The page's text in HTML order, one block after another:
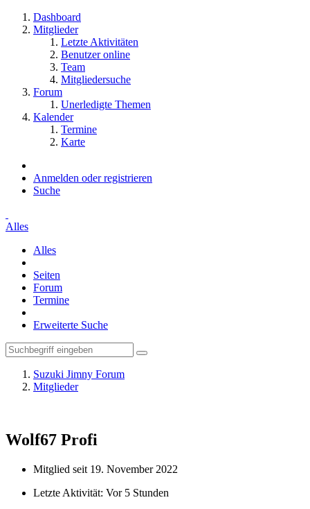
Dashboard
Mitglieder
Letzte Aktivitäten
Benutzer online
Team
Mitgliedersuche
Forum
Unerledigte Themen
Kalender
Termine
Karte
Anmelden oder registrieren
Suche
Alles
Alles
Seiten
Forum
Termine
Erweiterte Suche
Suzuki Jimny Forum
Mitglieder
Wolf67 Profi
Mitglied seit 19. November 2022
Letzte Aktivität: Vor 5 Stunden